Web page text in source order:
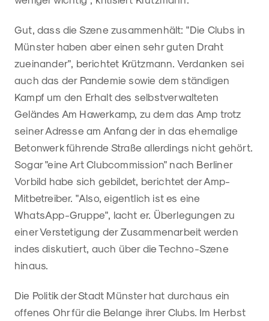
Gut, dass die Szene zusammenhält: "Die Clubs in
Münster haben aber einen sehr guten Draht
zueinander", berichtet Krützmann. Verdanken sei
auch das der Pandemie sowie dem ständigen
Kampf um den Erhalt des selbstverwalteten
Geländes Am Hawerkamp, zu dem das Amp trotz
seiner Adresse am Anfang der in das ehemalige
Betonwerk führende Straße allerdings nicht gehört.
Sogar "eine Art Clubcommission" nach Berliner
Vorbild habe sich gebildet, berichtet der Amp-
Mitbetreiber. "Also, eigentlich ist es eine
WhatsApp-Gruppe", lacht er. Überlegungen zu
einer Verstetigung der Zusammenarbeit werden
indes diskutiert, auch über die Techno-Szene
hinaus.
Die Politik der Stadt Münster hat durchaus ein
offenes Ohr für die Belange ihrer Clubs. Im Herbst